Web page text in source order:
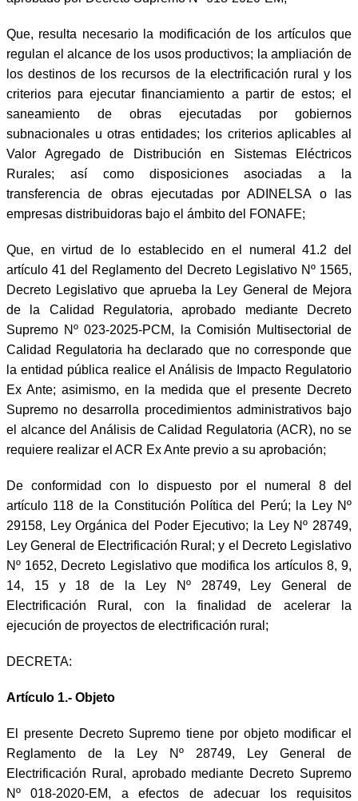
Que, resulta necesario la modificación de los artículos que
regulan el alcance de los usos productivos; la ampliación de
los destinos de los recursos de la electrificación rural y los
criterios para ejecutar financiamiento a partir de estos; el
saneamiento de obras ejecutadas por gobiernos
subnacionales u otras entidades; los criterios aplicables al
Valor Agregado de Distribución en Sistemas Eléctricos
Rurales; así como disposiciones asociadas a la
transferencia de obras ejecutadas por ADINELSA o las
empresas distribuidoras bajo el ámbito del FONAFE;
Que, en virtud de lo establecido en el numeral 41.2 del
artículo 41 del Reglamento del Decreto Legislativo Nº 1565,
Decreto Legislativo que aprueba la Ley General de Mejora
de la Calidad Regulatoria, aprobado mediante Decreto
Supremo Nº 023-2025-PCM, la Comisión Multisectorial de
Calidad Regulatoria ha declarado que no corresponde que
la entidad pública realice el Análisis de Impacto Regulatorio
Ex Ante; asimismo, en la medida que el presente Decreto
Supremo no desarrolla procedimientos administrativos bajo
el alcance del Análisis de Calidad Regulatoria (ACR), no se
requiere realizar el ACR Ex Ante previo a su aprobación;
De conformidad con lo dispuesto por el numeral 8 del
artículo 118 de la Constitución Política del Perú; la Ley Nº
29158, Ley Orgánica del Poder Ejecutivo; la Ley Nº 28749,
Ley General de Electrificación Rural; y el Decreto Legislativo
Nº 1652, Decreto Legislativo que modifica los artículos 8, 9,
14, 15 y 18 de la Ley Nº 28749, Ley General de
Electrificación Rural, con la finalidad de acelerar la
ejecución de proyectos de electrificación rural;
DECRETA:
Artículo 1.- Objeto
El presente Decreto Supremo tiene por objeto modificar el
Reglamento de la Ley Nº 28749, Ley General de
Electrificación Rural, aprobado mediante Decreto Supremo
Nº 018-2020-EM, a efectos de adecuar los requisitos